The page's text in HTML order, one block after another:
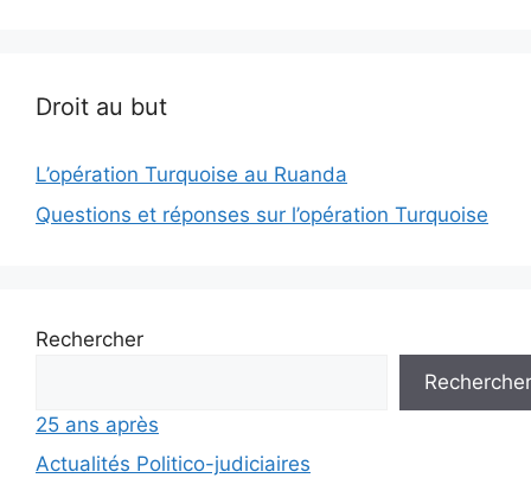
Droit au but
L’opération Turquoise au Ruanda
Questions et réponses sur l’opération Turquoise
Rechercher
Rechercher
25 ans après
Actualités Politico-judiciaires